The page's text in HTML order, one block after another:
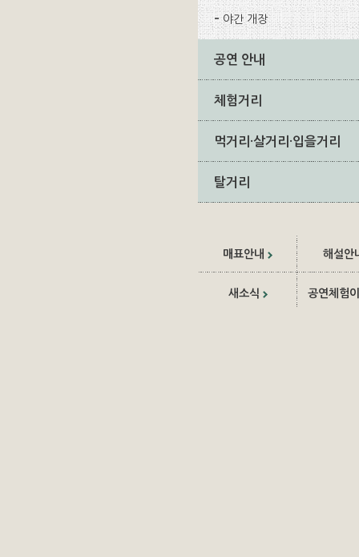
야간 개장
공연 안내
체험거리
먹거리·살거리·입을거리
탈거리
매표안내 해설안
새소식 공연체험